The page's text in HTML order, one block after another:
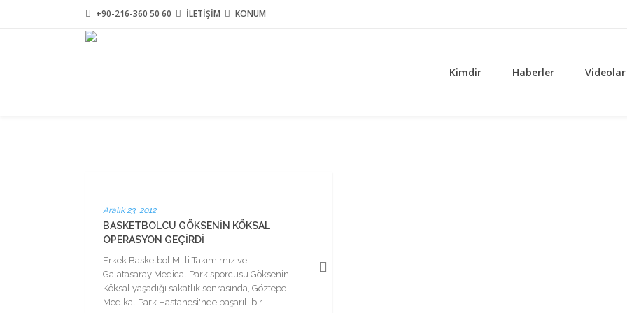
+90-216-360 50 60 İLETİŞİM KONUM
Kimdir Haberler Videolar
Aralık 23, 2012
BASKETBOLCU GÖKSENIN KÖKSAL
OPERASYON GEÇIRDI
Erkek Basketbol Milli Takımımız ve
Galatasaray Medical Park sporcusu Göksenin
Köksal yaşadığı sakatlık sonrasında, Göztepe
Medikal Park Hastanesi'nde başarılı bir